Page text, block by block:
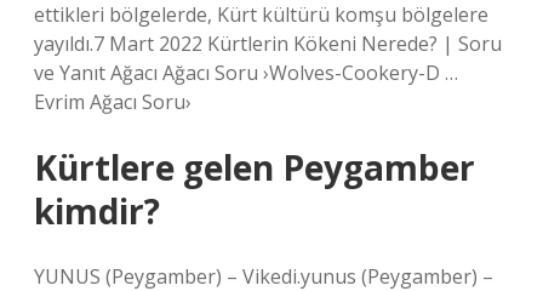
ettikleri bölgelerde, Kürt kültürü komşu bölgelere
yayıldı.7 Mart 2022 Kürtlerin Kökeni Nerede? | Soru
ve Yanıt Ağacı Ağacı Soru ›Wolves-Cookery-D …
Evrim Ağacı Soru›
Kürtlere gelen Peygamber
kimdir?
YUNUS (Peygamber) – Vikedi.yunus (Peygamber) –